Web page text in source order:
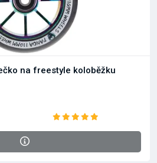
na freestyle koloběžku